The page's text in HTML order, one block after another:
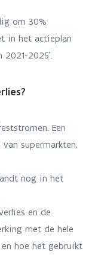
om 30%
in het actieplan
2021-2025'.
Een
supermarkten,
nog in het
en de
met de hele
hoe het gebruikt